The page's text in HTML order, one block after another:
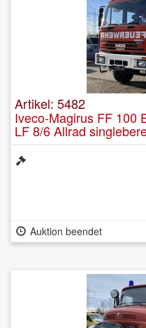
Artikel: 5482
Iveco-Magirus FF 100
LF 8/6 Allrad
Auktion beendet